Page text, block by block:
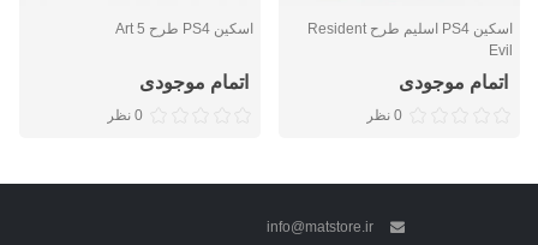
اسکین PS4 اسلیم طرح Resident
Evil
اتمام موجودی
0 نظر
اسکین PS4 طرح Art 5
اتمام موجودی
0 نظر
info@matstore.ir